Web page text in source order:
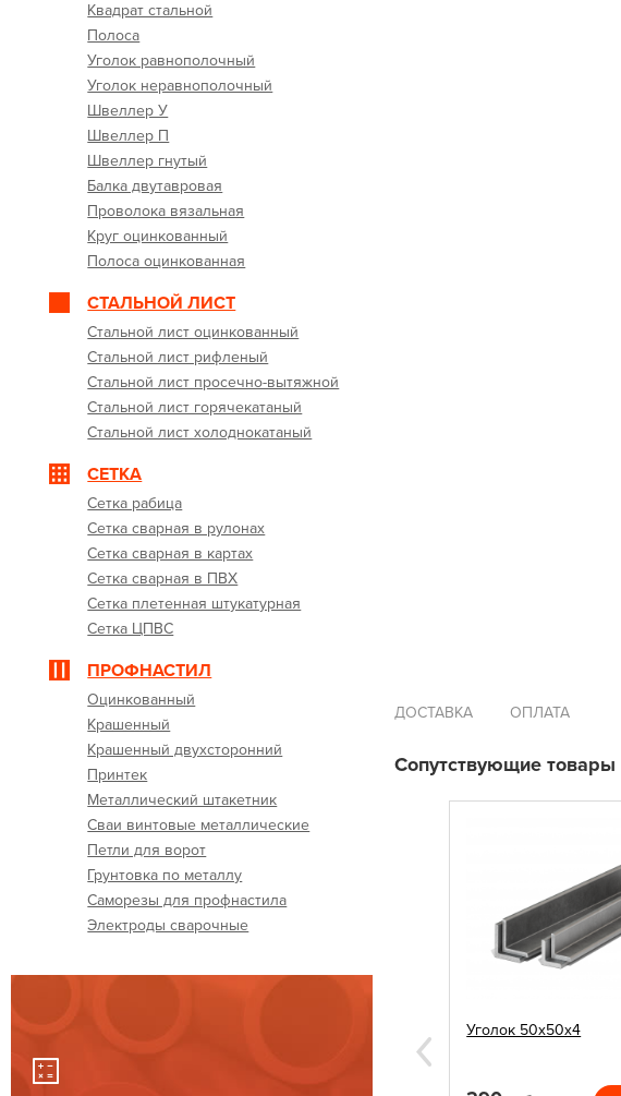
Квадрат стальной
Полоса
Уголок равнополочный
Уголок неравнополочный
Швеллер У
Швеллер П
Швеллер гнутый
Балка двутавровая
Проволока вязальная
Круг оцинкованный
Полоса оцинкованная
СТАЛЬНОЙ ЛИСТ
Стальной лист оцинкованный
Стальной лист рифленый
Стальной лист просечно-вытяжной
Стальной лист горячекатаный
Стальной лист холоднокатаный
СЕТКА
Сетка рабица
Сетка сварная в рулонах
Сетка сварная в картах
Сетка сварная в ПВХ
Сетка плетенная штукатурная
Сетка ЦПВС
ПРОФНАСТИЛ
Оцинкованный
Крашенный
Крашенный двухсторонний
Принтек
Металлический штакетник
Сваи винтовые металлические
Петли для ворот
Грунтовка по металлу
Саморезы для профнастила
Электроды сварочные
ДОСТАВКА ОПЛАТА
Сопутствующие товары
Уголок 50х50х4